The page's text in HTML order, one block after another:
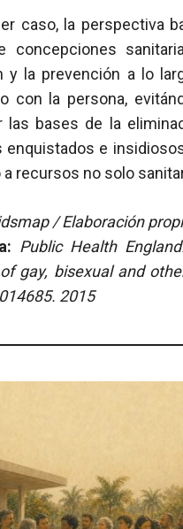
caso, la perspectiva
concepciones
y la prevención a lo
con la persona,
las bases de la
enquistados e
a recursos no solo
/ Elaboración
Public Health
gay, bisexual and
2015